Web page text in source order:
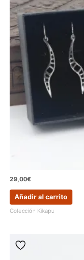
29,00€
Añadir al carrito
Colección Kikapu